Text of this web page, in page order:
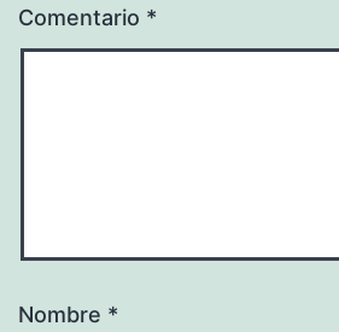
Comentario *
Nombre *